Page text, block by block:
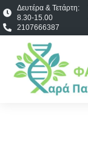
Δευτέρα & Τετάρτη:
8.30-15.00
2107666387